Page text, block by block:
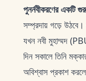
পুনর্নবীকরণের একটি
সম্প্রদায় গড়ে উঠবে।
যখন নবী মুহাম্মদ
দিন সকালে তিনি
অবিশ্বাস প্রকাশ